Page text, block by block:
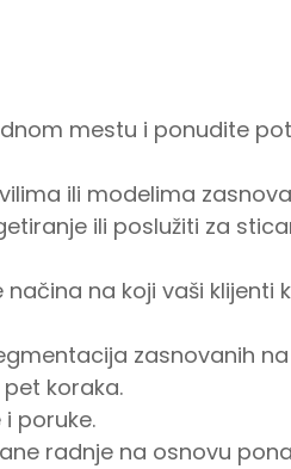
mestu i ponudite
ili modelima
ili poslužiti za
na koji vaši klijenti
zasnovanih na
koraka.
poruke.
radnje na osnovu